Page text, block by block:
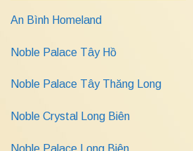
An Bình Homeland
Noble Palace Tây Hồ
Noble Palace Tây Thăng Long
Noble Crystal Long Biên
Noble Palace Long Biên